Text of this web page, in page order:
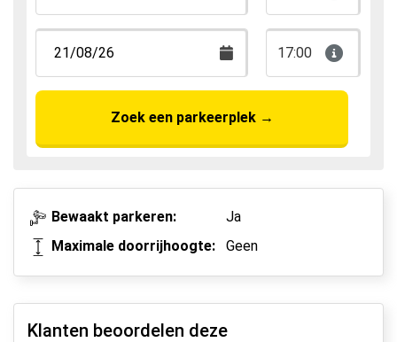
17:00
Zoek een parkeerplek→
Bewaakt parkeren:
Ja
Maximale doorrijhoogte:
Geen
Klanten beoordelen deze